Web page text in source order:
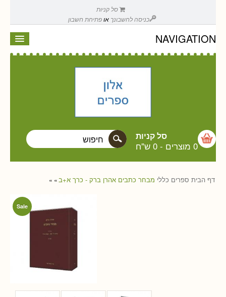
סל קניות
כניסה לחשבונך אופתיחת חשבון
NAVIGATION
סל קניות
0 מוצרים - 0 ש"ח
דף הבית » ספרים כללי » מבחר כתבים אהרן ברק - כרך א+ב
Sale